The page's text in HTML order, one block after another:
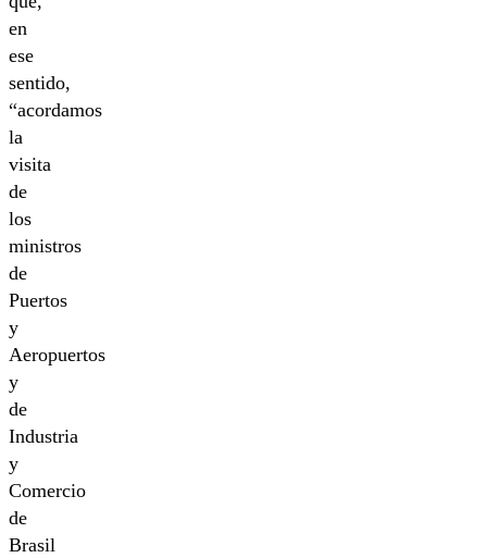
en
ese
sentido,
“acordamos
la
visita
de
los
ministros
de
Puertos
y
Aeropuertos
y
de
Industria
y
Comercio
de
Brasil